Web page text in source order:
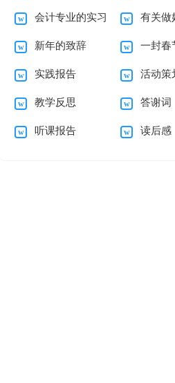
心得体会15篇 结
会计专业的实习
报告汇总6篇
有关做
划范文汇编
新年的致辞 一封春
15篇
实践报告 活动策
教学反思 答谢词
听课报告 读后感